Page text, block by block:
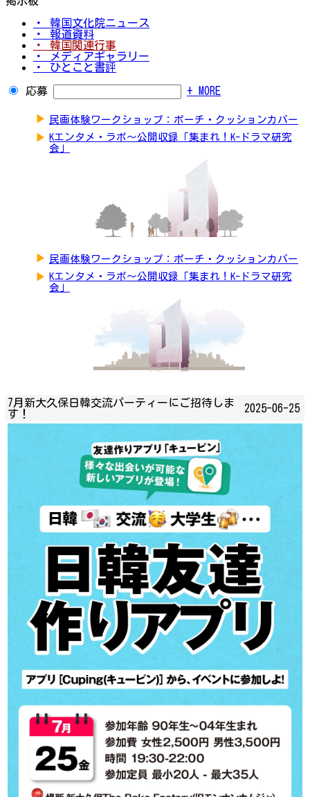
・ 韓国文化院ニュース
・ 報道資料
・ 韓国関連行事
・ メディアギャラリー
・ ひとこと書評
応募 + MORE
▶ 民画体験ワークショップ：ポーチ・クッションカバー
▶ Kエンタメ・ラボ～公開収録「集まれ！K-ドラマ研究
会」
▶ 民画体験ワークショップ：ポーチ・クッションカバー
▶ Kエンタメ・ラボ～公開収録「集まれ！K-ドラマ研究
会」
7月新大久保日韓交流パーティーにご招待しま
す！
2025-06-25